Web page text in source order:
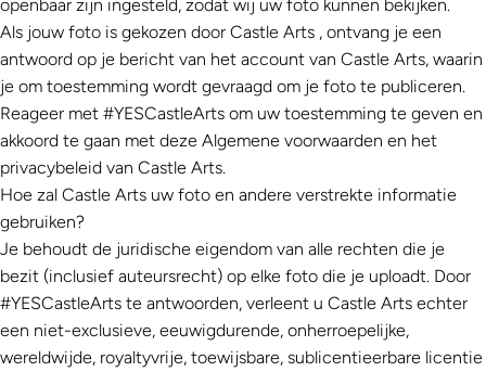
openbaar zijn ingesteld, zodat wij uw foto kunnen bekijken.
Als jouw foto is gekozen door Castle Arts , ontvang je een
antwoord op je bericht van het account van Castle Arts, waarin
je om toestemming wordt gevraagd om je foto te publiceren.
Reageer met #YESCastleArts om uw toestemming te geven en
akkoord te gaan met deze Algemene voorwaarden en het
privacybeleid van Castle Arts.
Hoe zal Castle Arts uw foto en andere verstrekte informatie
gebruiken?
Je behoudt de juridische eigendom van alle rechten die je
bezit (inclusief auteursrecht) op elke foto die je uploadt. Door
#YESCastleArts te antwoorden, verleent u Castle Arts echter
een niet-exclusieve, eeuwigdurende, onherroepelijke,
wereldwijde, royaltyvrije, toewijsbare, sublicentieerbare licentie